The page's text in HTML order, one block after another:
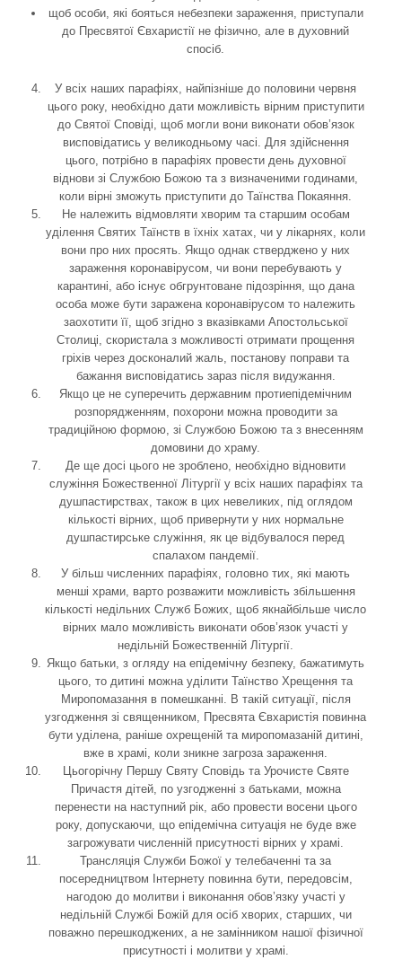
щоб особи, які бояться небезпеки зараження, приступали
до Пресвятої Євхаристії не фізично, але в духовний
спосіб.
У всіх наших парафіях, найпізніше до половини червня
цього року, необхідно дати можливість вірним приступити
до Святої Сповіді, щоб могли вони виконати обов’язок
висповідатись у великодньому часі. Для здійснення
цього, потрібно в парафіях провести день духовної
віднови зі Службою Божою та з визначеними годинами,
коли вірні зможуть приступити до Таїнства Покаяння.
Не належить відмовляти хворим та старшим особам
уділення Святих Таїнств в їхніх хатах, чи у лікарнях, коли
вони про них просять. Якщо однак стверджено у них
зараження коронавірусом, чи вони перебувають у
карантині, або існує обгрунтоване підозріння, що дана
особа може бути заражена коронавірусом то належить
заохотити її, щоб згідно з вказівками Апостольської
Столиці, скористала з можливості отримати прощення
гріхів через досконалий жаль, постанову поправи та
бажання висповідатись зараз після видужання.
Якщо це не суперечить державним протиепідемічним
розпорядженням, похорони можна проводити за
традиційною формою, зі Службою Божою та з внесенням
домовини до храму.
Де ще досі цього не зроблено, необхідно відновити
служіння Божественної Літургії у всіх наших парафіях та
душпастирствах, також в цих невеликих, під оглядом
кількості вірних, щоб привернути у них нормальне
душпастирське служіння, як це відбувалося перед
спалахом пандемії.
У більш численних парафіях, головно тих, які мають
менші храми, варто розважити можливість збільшення
кількості недільних Служб Божих, щоб якнайбільше число
вірних мало можливість виконати обов’язок участі у
недільній Божественній Літургії.
Якщо батьки, з огляду на епідемічну безпеку, бажатимуть
цього, то дитині можна уділити Таїнство Хрещення та
Миропомазання в помешканні. В такій ситуації, після
узгодження зі священником, Пресвята Євхаристія повинна
бути уділена, раніше охрещеній та миропомазаній дитині,
вже в храмі, коли зникне загроза зараження.
Цьогорічну Першу Святу Сповідь та Урочисте Святе
Причастя дітей, по узгодженні з батьками, можна
перенести на наступний рік, або провести восени цього
року, допускаючи, що епідемічна ситуація не буде вже
загрожувати численній присутності вірних у храмі.
Трансляція Служби Божої у телебаченні та за
посередництвом Інтернету повинна бути, передовсім,
нагодою до молитви і виконання обов’язку участі у
недільній Службі Божій для осіб хворих, старших, чи
поважно перешкоджених, а не замінником нашої фізичної
присутності і молитви у храмі.